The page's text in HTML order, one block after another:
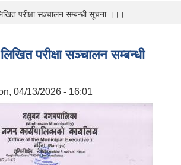
परीक्षा सञ्चालन सम्बन्धी सूचना ।।।
परीक्षा सञ्चालन सम्बन्धी
04/13/2026 - 16:01